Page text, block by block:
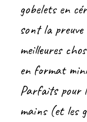
gobelets en
sont la preuve
meilleures
en format
Parfaits pour
mains (et les